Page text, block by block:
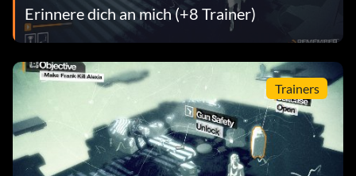
Erinnere dich an mich (+8 Trainer)
Trainers